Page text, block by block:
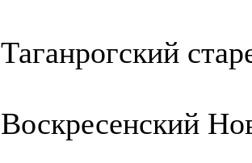
Таганрогский
Воскресенский